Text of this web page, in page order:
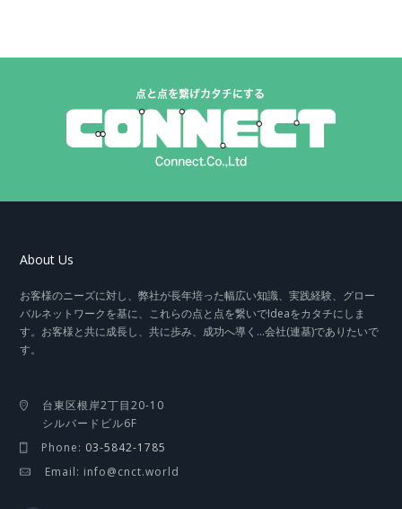
About Us
お客様のニーズに対し、弊社が長年培った幅広い知識、実践経験、グロー
バルネットワークを基に、これらの点と点を繋いでIdeaをカタチにしま
す。お客様と共に成長し、共に歩み、成功へ導く…会社(連基)でありたいで
す。
台東区根岸2丁目20-10
シルバードビル6F
Phone: 03-5842-1785
Email: info@cnct.world